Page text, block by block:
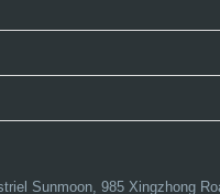
Sunmoon, 985 Xingzhong